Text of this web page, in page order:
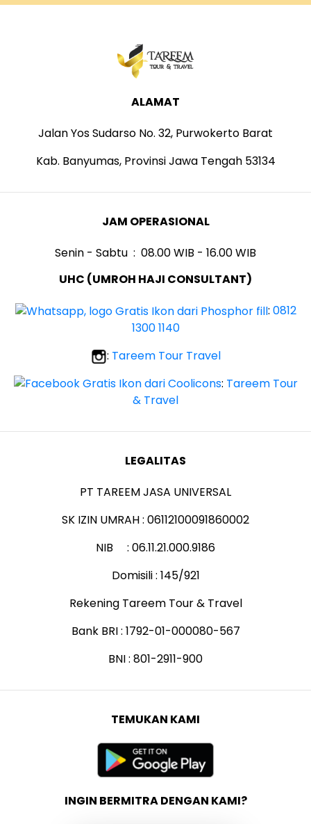
ALAMAT
Jalan Yos Sudarso No. 32, Purwokerto Barat
Kab. Banyumas, Provinsi Jawa Tengah 53134
JAM OPERASIONAL
Senin - Sabtu : 08.00 WIB - 16.00 WIB
UHC (UMROH HAJI CONSULTANT)
: 0812
1300 1140
: Tareem Tour Travel
: Tareem Tour
& Travel
LEGALITAS
PT TAREEM JASA UNIVERSAL
SK IZIN UMRAH : 06112100091860002
NIB : 06.11.21.000.9186
Domisili : 145/921
Rekening Tareem Tour & Travel
Bank BRI : 1792-01-000080-567
BNI : 801-2911-900
TEMUKAN KAMI
INGIN BERMITRA DENGAN KAMI?